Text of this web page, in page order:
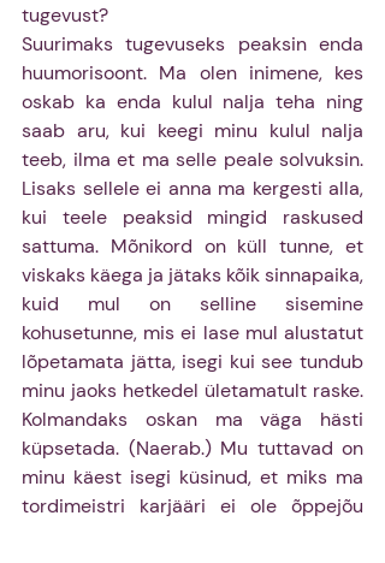
tugevust?
Suurimaks tugevuseks peaksin enda
huumorisoont. Ma olen inimene, kes
oskab ka enda kulul nalja teha ning
saab aru, kui keegi minu kulul nalja
teeb, ilma et ma selle peale solvuksin.
Lisaks sellele ei anna ma kergesti alla,
kui teele peaksid mingid raskused
sattuma. Mõnikord on küll tunne, et
viskaks käega ja jätaks kõik sinnapaika,
kuid mul on selline sisemine
kohusetunne, mis ei lase mul alustatut
lõpetamata jätta, isegi kui see tundub
minu jaoks hetkedel ületamatult raske.
Kolmandaks oskan ma väga hästi
küpsetada. (Naerab.) Mu tuttavad on
minu käest isegi küsinud, et miks ma
tordimeistri karjääri ei ole õppejõu